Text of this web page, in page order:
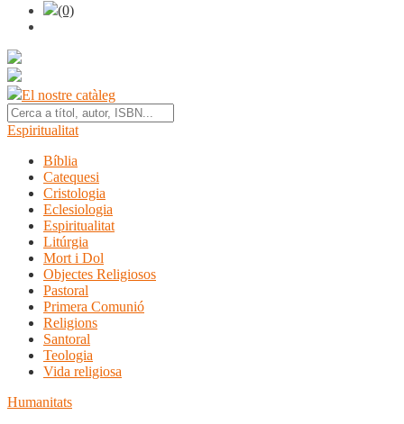
(0)
El nostre catàleg
Espiritualitat
Bíblia
Catequesi
Cristologia
Eclesiologia
Espiritualitat
Litúrgia
Mort i Dol
Objectes Religiosos
Pastoral
Primera Comunió
Religions
Santoral
Teologia
Vida religiosa
Humanitats